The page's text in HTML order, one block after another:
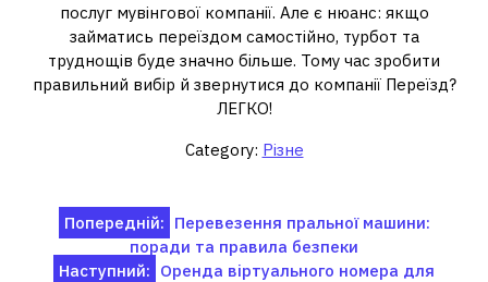
послуг мувінгової компанії. Але є нюанс: якщо
займатись переїздом самостійно, турбот та
труднощів буде значно більше. Тому час зробити
правильний вибір й звернутися до компанії Переїзд?
ЛЕГКО!
Category: Різне
Навігація
записів
Попередній: Перевезення пральної машини:
поради та правила безпеки
Наступний: Оренда віртуального номера для